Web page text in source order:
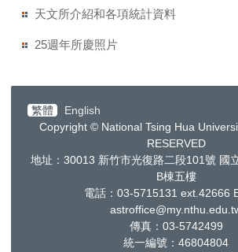
天文所介紹和各項統計資料
25週年所慶照片
繁體
English
Copyright © National Tsing Hua
RESERVED
地址：30013 新竹市光復路二段101號 國
B棟五樓
電話：03-5715131 ext.42666
傳真：03-5742499
統一編號： 46804804